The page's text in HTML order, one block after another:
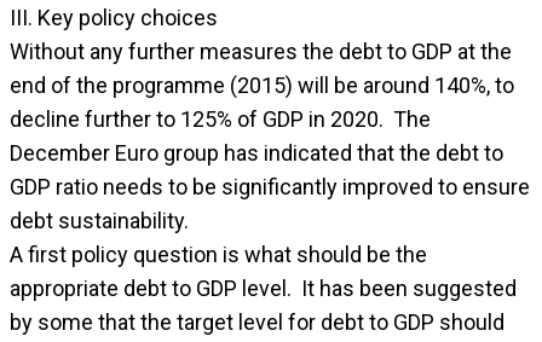
III. Key policy choices
Without any further measures the debt to GDP at the
end of the programme (2015) will be around 140%, to
decline further to 125% of GDP in 2020. The
December Euro group has indicated that the debt to
GDP ratio needs to be significantly improved to ensure
debt sustainability.
A first policy question is what should be the
appropriate debt to GDP level. It has been suggested
by some that the target level for debt to GDP should